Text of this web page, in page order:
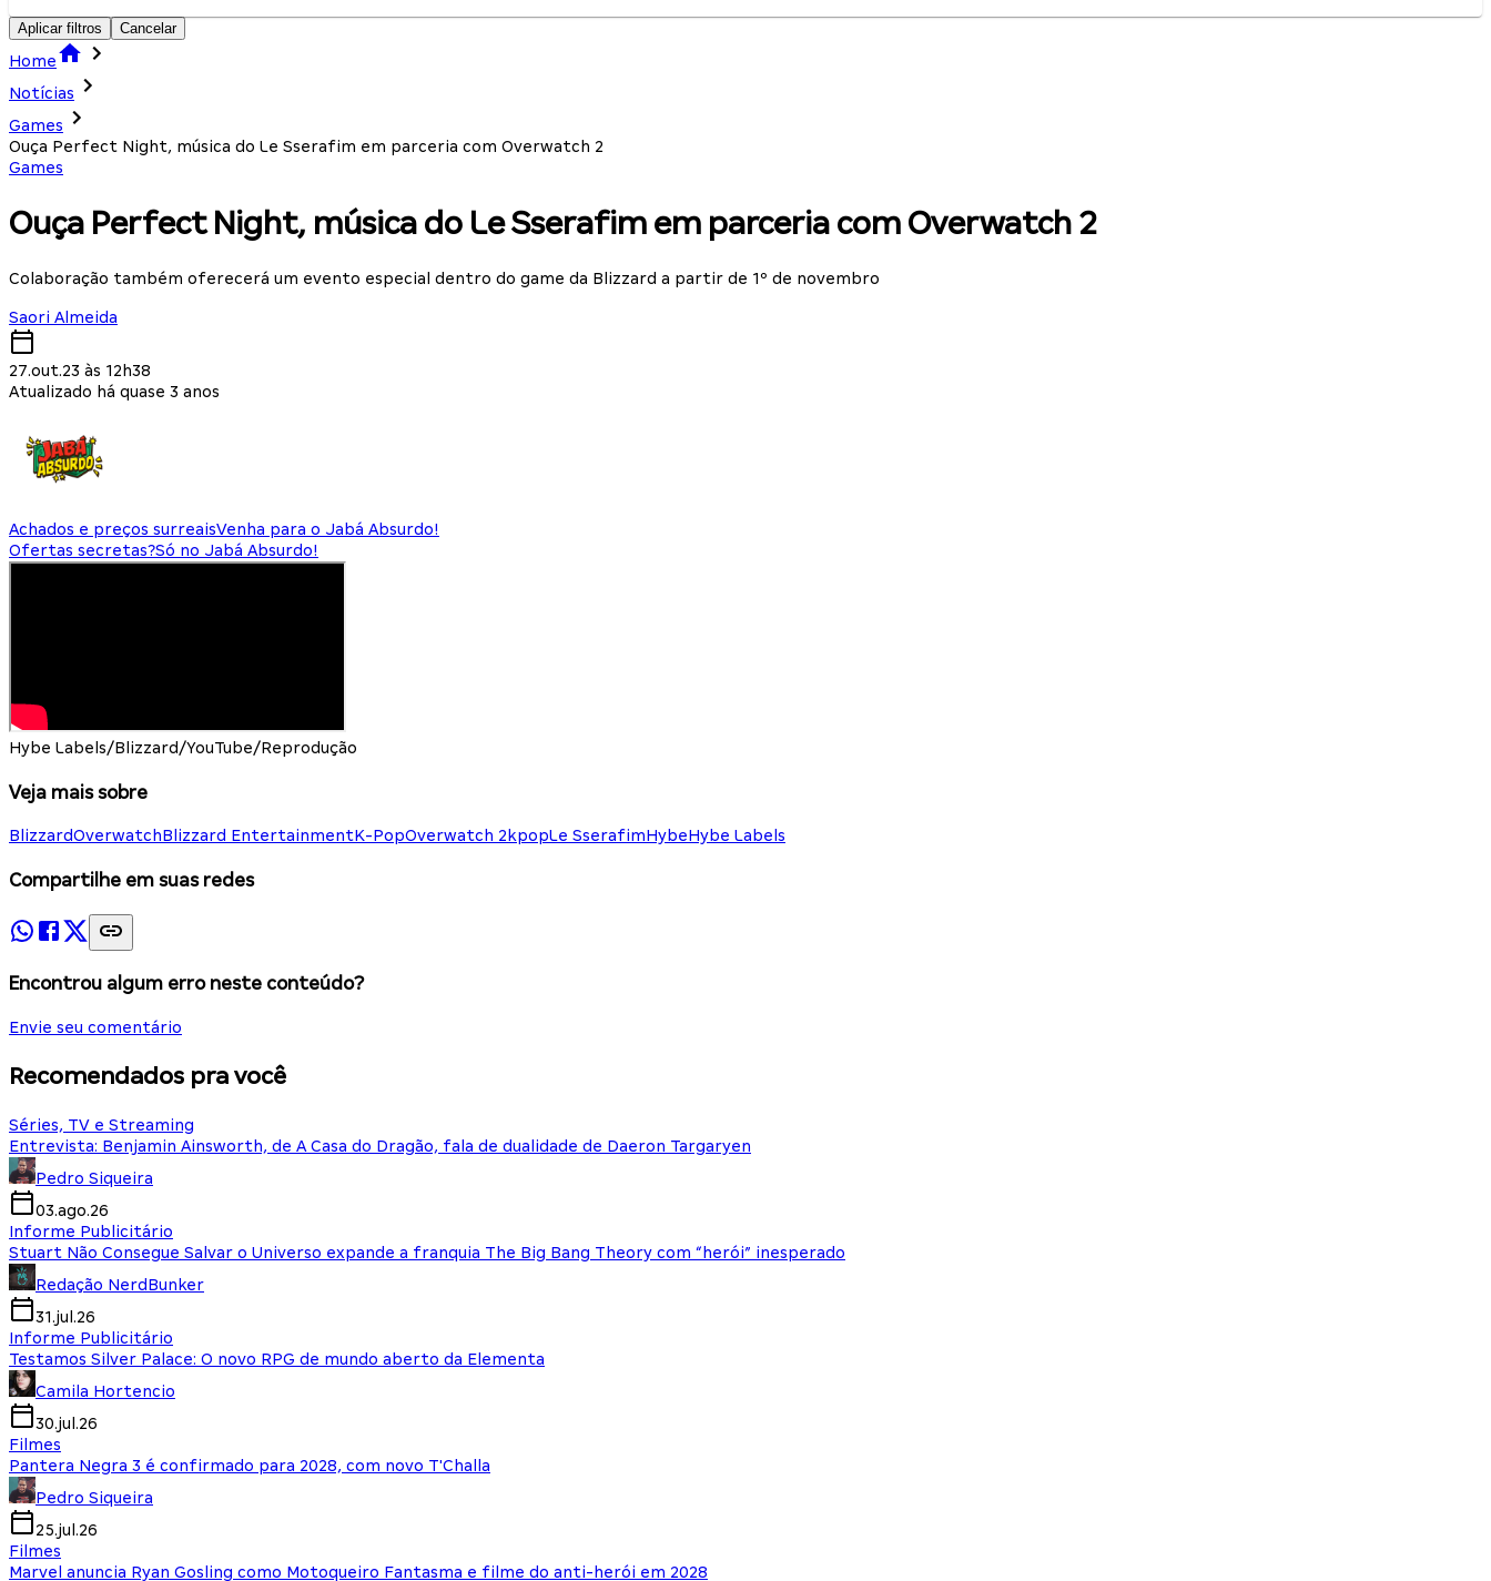
Aplicar filtros Cancelar
Home
Notícias
Games
Ouça Perfect Night, música do Le Sserafim em parceria com Overwatch 2
Games
Ouça Perfect Night, música do Le Sserafim em parceria com Overwatch 2
Colaboração também oferecerá um evento especial dentro do game da Blizzard a partir de 1º de novembro
Saori Almeida
27.out.23 às 12h38
Atualizado há quase 3 anos
Achados e preços surreaisVenha para o Jabá Absurdo!
Ofertas secretas?Só no Jabá Absurdo!
Hybe Labels/Blizzard/YouTube/Reprodução
Veja mais sobre
BlizzardOverwatchBlizzard EntertainmentK-PopOverwatch 2 kpopLe SserafimHybeHybe Labels
Compartilhe em suas redes
Encontrou algum erro neste conteúdo?
Envie seu comentário
Recomendados pra você
Séries, TV e Streaming
Entrevista: Benjamin Ainsworth, de A Casa do Dragão, fala de dualidade de Daeron Targaryen
Pedro Siqueira
03.ago.26
Informe Publicitário
Stuart Não Consegue Salvar o Universo expande a franquia The Big Bang Theory com “herói” inesperado
Redação NerdBunker
31.jul.26
Informe Publicitário
Testamos Silver Palace: O novo RPG de mundo aberto da Elementa
Camila Hortencio
30.jul.26
Filmes
Pantera Negra 3 é confirmado para 2028, com novo T'Challa
Pedro Siqueira
25.jul.26
Filmes
Marvel anuncia Ryan Gosling como Motoqueiro Fantasma e filme do anti-herói em 2028